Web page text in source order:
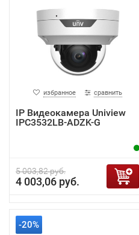
избранное сравнить
IP Видеокамера Uniview
IPC3532LB-ADZK-G
5 003,82 руб.
4 003,06 руб.
-20%